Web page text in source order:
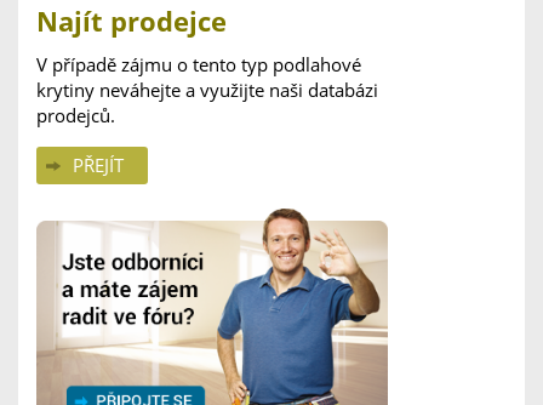
Najít prodejce
V případě zájmu o tento typ podlahové
krytiny neváhejte a využijte naši databázi
prodejců.
PŘEJÍT